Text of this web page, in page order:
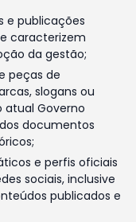
e publicações
caracterizem
da gestão;
peças de
slogans ou
atual Governo
documentos
e perfis oficiais
sociais, inclusive
publicados e